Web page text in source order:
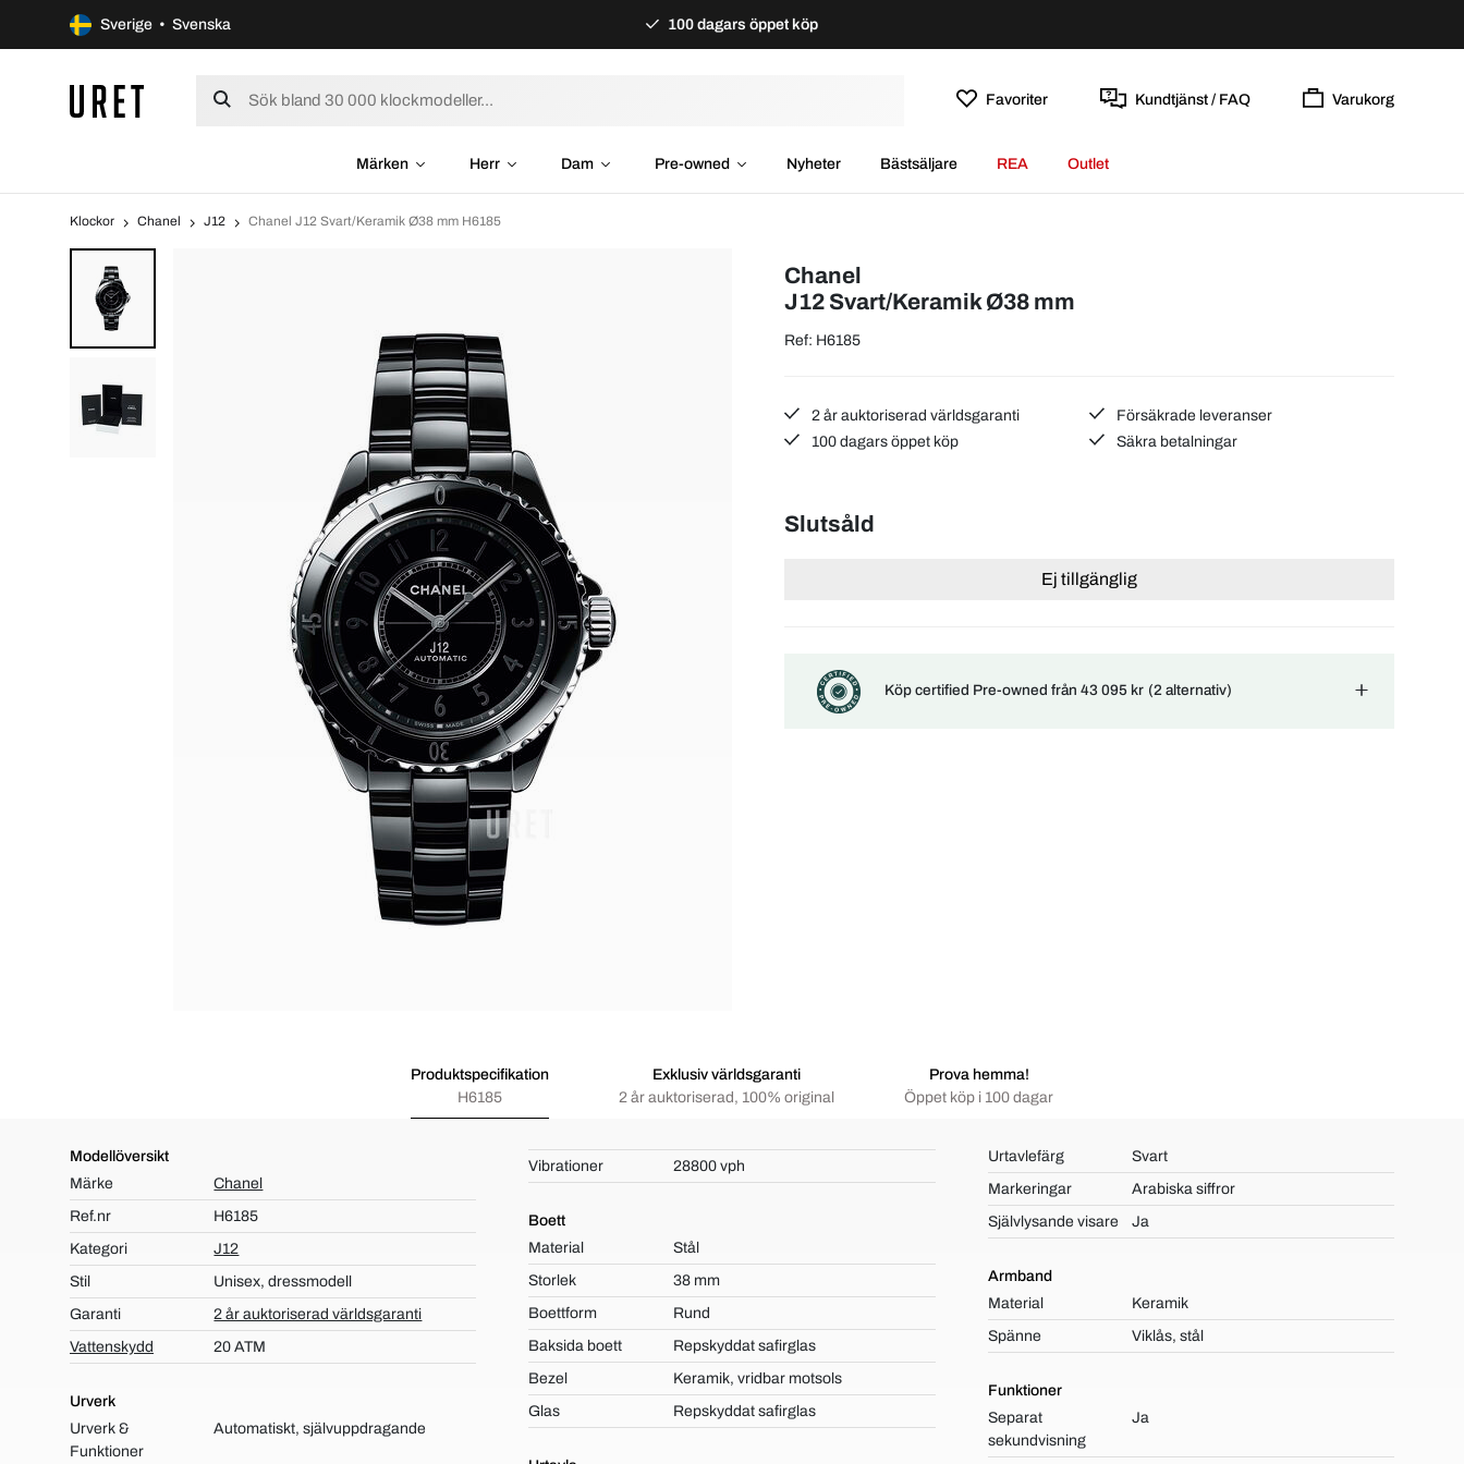
Sverige • Svenska 100 dagars öppet köp
Favoriter Kundtjänst / FAQ Varukorg
Märken Herr Dam Pre-owned Nyheter Bästsäljare REA Outlet
Klockor Chanel J12 Chanel J12 Svart/Keramik Ø38 mm H6185
Chanel
J12 Svart/Keramik Ø38 mm
Ref: H6185
2 år auktoriserad världsgaranti
Försäkrade leveranser
100 dagars öppet köp
Säkra betalningar
Slutsåld
Ej tillgänglig
Köp certified Pre-owned från 43 095 kr (2 alternativ)
Produktspecifikation
H6185
Exklusiv världsgaranti
2 år auktoriserad, 100% original
Prova hemma!
Öppet köp i 100 dagar
Modellöversikt
Märke
Chanel
Ref.nr
H6185
Kategori
J12
Stil
Unisex, dressmodell
Garanti
2 år auktoriserad världsgaranti
Vattenskydd
20 ATM
Urverk
Urverk &
Funktioner
Automatiskt, självuppdragande
Vibrationer 28800 vph
Boett
Material
Stål
Storlek
38 mm
Boettform
Rund
Baksida boett
Repskyddat safirglas
Bezel
Keramik, vridbar motsols
Glas
Repskyddat safirglas
Urtavlefärg
Svart
Markeringar
Arabiska siffror
Självlysande visare
Ja
Armband
Material
Keramik
Spänne
Viklås, stål
Funktioner
Separat
sekundvisning
Ja